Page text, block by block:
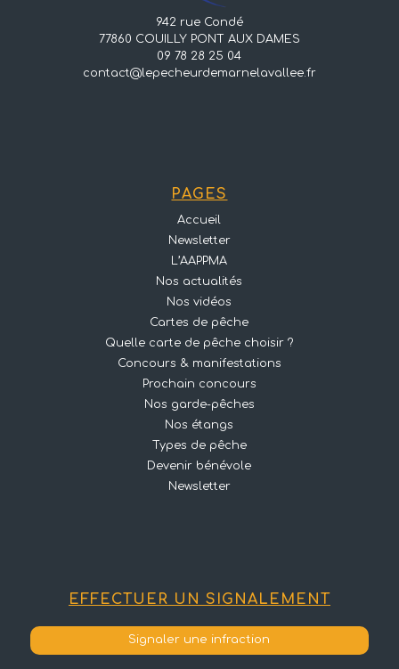
942 rue Condé
77860 COUILLY PONT AUX DAMES
09 78 28 25 04
contact@lepecheurdemarnelavallee.fr
PAGES
Accueil
Newsletter
L’AAPPMA
Nos actualités
Nos vidéos
Cartes de pêche
Quelle carte de pêche choisir ?
Concours & manifestations
Prochain concours
Nos garde-pêches
Nos étangs
Types de pêche
Devenir bénévole
Newsletter
EFFECTUER UN SIGNALEMENT
Signaler une infraction